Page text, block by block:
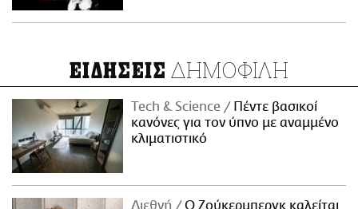
ΕΙΔΗΣΕΙΣ ΔΗΜΟΦΙΛΗ
Τech & Science
Πέντε βασικοί
κανόνες για τον ύπνο με αναμμένο
κλιματιστικό
Διεθνή
Ο Ζούκερμπεργκ καλείται